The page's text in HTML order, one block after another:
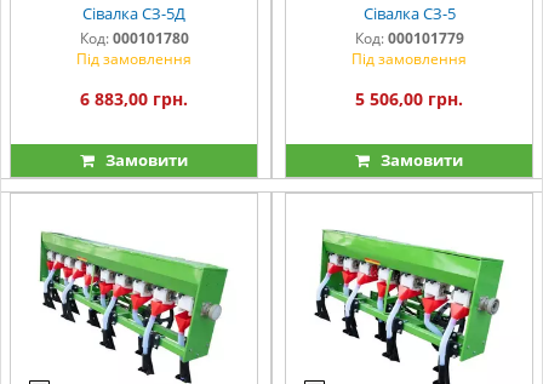
Сівалка СЗ-5Д
Код: 000101780
Під замовлення
6 883,00 грн.
Замовити
Сівалка СЗ-5
Код: 000101779
Під замовлення
5 506,00 грн.
Замовити